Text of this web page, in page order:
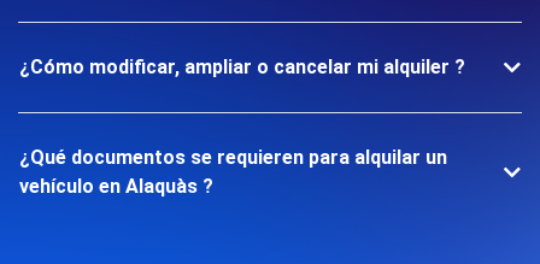
¿Cómo modificar, ampliar o cancelar mi alquiler ?
¿Qué documentos se requieren para alquilar un
vehículo en Alaquàs ?